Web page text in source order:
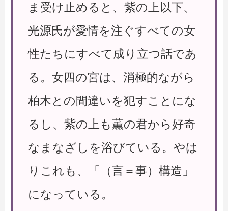
ま受け止めると、紫の上以下、
光源氏が愛情を注ぐすべての女
性たちにすべて成り立つ話であ
る。女四の宮は、消極的ながら
柏木との間違いを犯すことにな
るし、紫の上も薫の君から好奇
なまなざしを浴びている。やは
りこれも、「（言＝事）構造」
になっている。